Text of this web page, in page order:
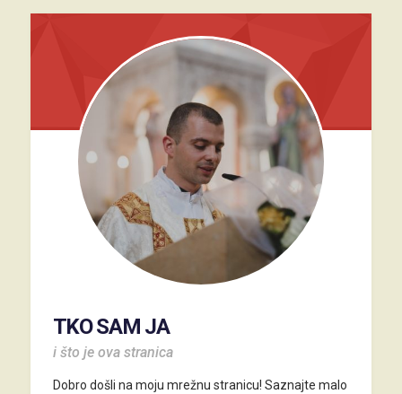
TKO SAM JA
i što je ova stranica
Dobro došli na moju mrežnu stranicu! Saznajte malo